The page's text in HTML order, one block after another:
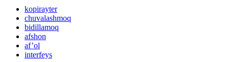
kopirayter
chuvalashmoq
bidillamoq
afshon
af’ol
interfeys